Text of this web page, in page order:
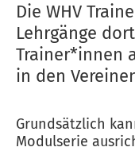
Die WHV
Lehrgänge
Trainer*innen
in den
Grundsätzlich
Modulserie